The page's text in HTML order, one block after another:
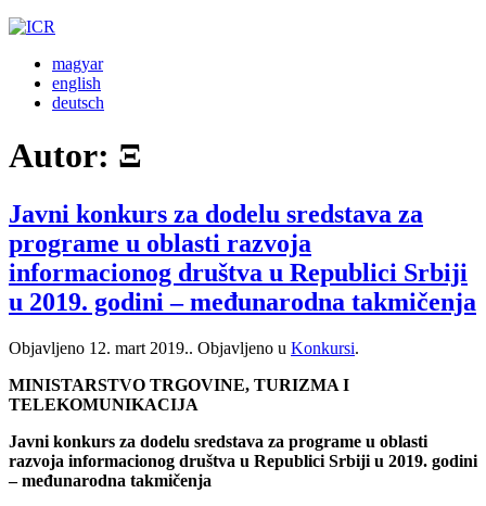
magyar
english
deutsch
Autor: Ξ
Javni konkurs za dodelu sredstava za
programe u oblasti razvoja
informacionog društva u Republici Srbiji
u 2019. godini – međunarodna takmičenja
Objavljeno 12. mart 2019.. Objavljeno u Konkursi.
MINISTARSTVO TRGOVINE, TURIZMA I
TELEKOMUNIKACIJA
Javni konkurs za dodelu sredstava za programe u oblasti
razvoja informacionog društva u Republici Srbiji u 2019. godini
– međunarodna takmičenja